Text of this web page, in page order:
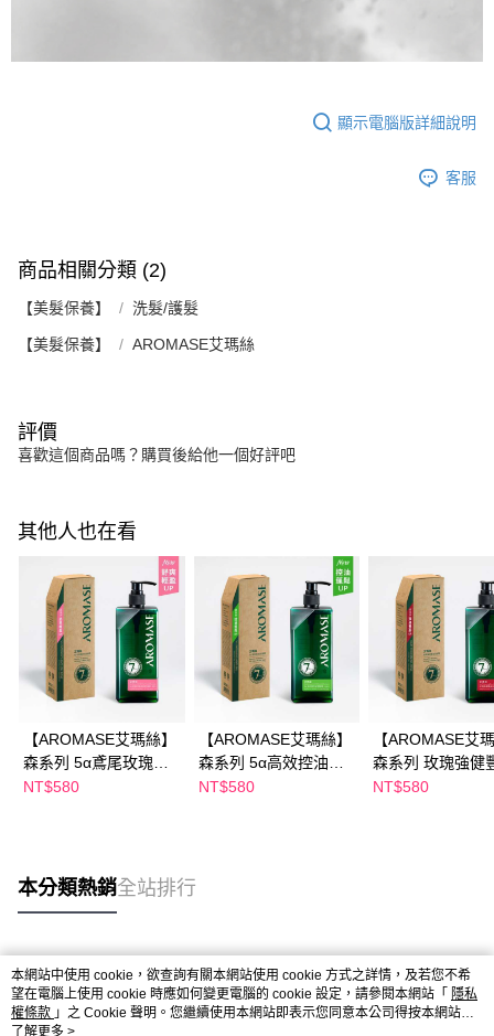
顯示電腦版詳細說明
客服
商品相關分類 (2)
【美髮保養】 洗髮/護髮
【美髮保養】 AROMASE艾瑪絲
評價
喜歡這個商品嗎？購買後給他一個好評吧
其他人也在看
【AROMASE艾瑪絲】
森系列 5α鳶尾玫瑰高
效控油洗髮精 400mL
NT$580
【AROMASE艾瑪絲】
森系列 5α高效控油洗
髮精 400mL
NT$580
【AROMASE艾
森系列 玫瑰強健
洗髮精 400mL
NT$580
本分類熱銷全站排行
熱門標籤
本網站中使用 cookie，欲查詢有關本網站使用 cookie 方式之詳情，及若您不希
望在電腦上使用 cookie 時應如何變更電腦的 cookie 設定，請參閱本網站「 隱私
權條款 」之 Cookie 聲明。您繼續使用本網站即表示您同意本公司得按本網站使
用條款之 Cookie 聲明使用 cookie。
了解更多 >